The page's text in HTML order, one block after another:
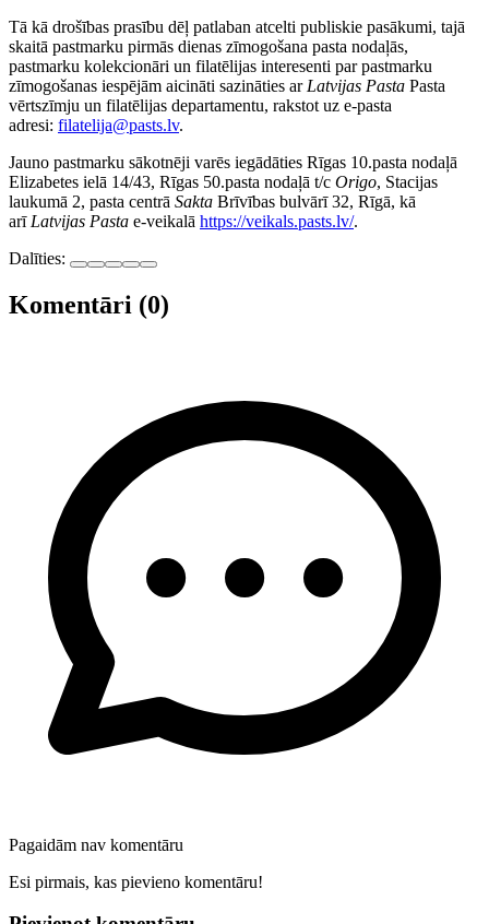
Tā kā drošības prasību dēļ patlaban atcelti publiskie pasākumi, tajā
skaitā pastmarku pirmās dienas zīmogošana pasta nodaļās,
pastmarku kolekcionāri un filatēlijas interesenti par pastmarku
zīmogošanas iespējām aicināti sazināties ar Latvijas Pasta Pasta
vērtszīmju un filatēlijas departamentu, rakstot uz e-pasta
adresi: filatelija@pasts.lv.
Jauno pastmarku sākotnēji varēs iegādāties Rīgas 10.pasta nodaļā
Elizabetes ielā 14/43, Rīgas 50.pasta nodaļā t/c Origo, Stacijas
laukumā 2, pasta centrā Sakta Brīvības bulvārī 32, Rīgā, kā
arī Latvijas Pasta e-veikalā https://veikals.pasts.lv/.
Dalīties:
Komentāri (0)
Pagaidām nav komentāru
Esi pirmais, kas pievieno komentāru!